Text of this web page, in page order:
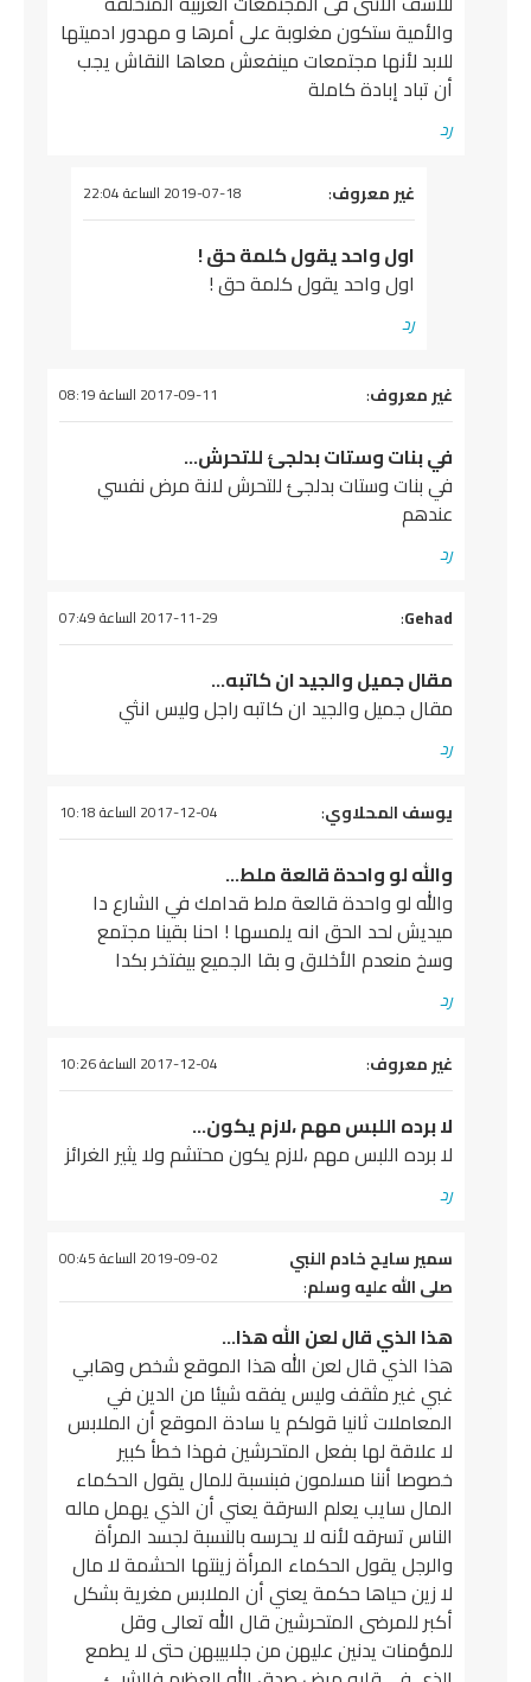
والأمية ستكون مغلوبة على أمرها و مهدور ادميتها
للابد لأنها مجتمعات مينفعش معاها النقاش يجب
أن تباد إبادة كاملة
رد
يقول
غير معروف: 2019-07-18 الساعة 22:04
اول واحد يقول كلمة حق !
اول واحد يقول كلمة حق !
رد
يقول
غير معروف: 2017-09-11 الساعة 08:19
في بنات وستات بدلجئ للتحرش…
في بنات وستات بدلجئ للتحرش لانة مرض نفسي
عندهم
رد
يقول
Gehad
: 2017-11-29 الساعة 07:49
مقال جميل والجيد ان كاتبه…
مقال جميل والجيد ان كاتبه راجل وليس انثي
رد
يقول
يوسف المحلاوي: 2017-12-04 الساعة 10:18
والله لو واحدة قالعة ملط…
والله لو واحدة قالعة ملط قدامك في الشارع دا
ميديش لحد الحق انه يلمسها ! احنا بقينا مجتمع
وسخ منعدم الأخلاق و بقا الجميع بيفتخر بكدا
رد
يقول
غير معروف: 2017-12-04 الساعة 10:26
لا برده اللبس مهم ،لازم يكون…
لا برده اللبس مهم ،لازم يكون محتشم ولا يثير الغرائز
رد
يقول
سمير سايح خادم النبي
صلى الله عليه وسلم:
2019-09-02 الساعة 00:45
هذا الذي قال لعن الله هذا…
هذا الذي قال لعن الله هذا الموقع شخص وهابي
غبي غير مثقف وليس يفقه شيئا من الدين في
المعاملات ثانيا قولكم يا سادة الموقع أن الملابس
لا علاقة لها بفعل المتحرشين فهذا خطأ كبير
خصوصا أننا مسلمون فبنسبة للمال يقول الحكماء
المال سايب يعلم السرقة يعني أن الذي يهمل ماله
الناس تسرقه لأنه لا يحرسه بالنسبة لجسد المرأة
والرجل يقول الحكماء المرأة زينتها الحشمة لا مال
لا زين حياها حكمة يعني أن الملابس مغرية بشكل
أكبر للمرضى المتحرشين قال الله تعالى وقل
للمؤمنات يدنين عليهن من جلابيبهن حتى لا يطمع